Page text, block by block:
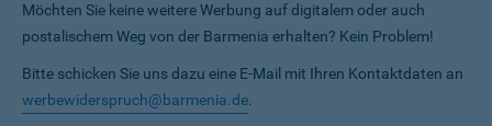
Möchten Sie keine weitere Werbung auf digitalem oder auch
postalischem Weg von der Barmenia erhalten? Kein Problem!
Bitte schicken Sie uns dazu eine E-Mail mit Ihren Kontaktdaten an
werbewiderspruch@barmenia.de.